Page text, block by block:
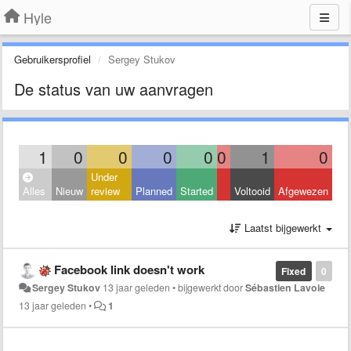
Hyle
Gebruikersprofiel Sergey Stukov
De status van uw aanvragen
1 0 0 0 0 0 1 0
Alles Nieuw
Under
review
Planned Started Voltooid Afgewezen
Laatst bijgewerkt
0
Fixed
Facebook link doesn't work
Sergey Stukov 13 jaar geleden •bijgewerkt doorSébastien Lavoie
13 jaar geleden • 1